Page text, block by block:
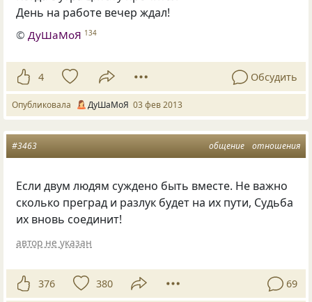
День на работе вечер ждал!
©ДуШаМоЯ 134
4 Обсудить
Опубликовала ДуШаМоЯ 03 фев 2013
общение отношения
#3463
Если двум людям суждено быть вместе. Не важно
сколько преград и разлук будет на их пути, Судьба
их вновь соединит!
автор не указан
376 380 69